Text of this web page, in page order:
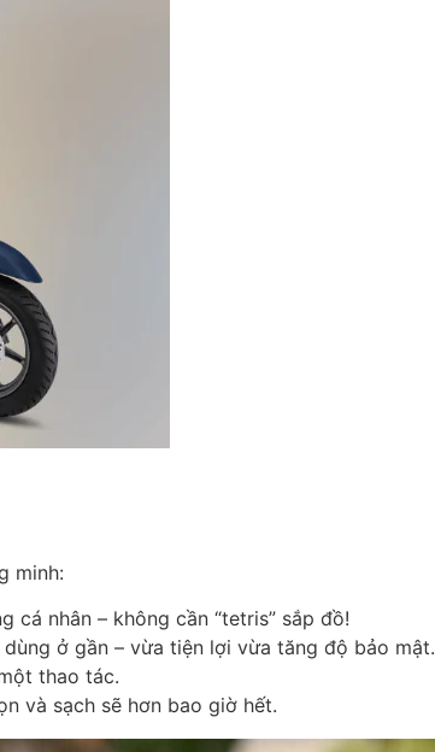
minh:
cá nhân – không cần “tetris” sắp đồ!
ở gần – vừa tiện lợi vừa tăng độ bảo mật.
thao tác.
và sạch sẽ hơn bao giờ hết.